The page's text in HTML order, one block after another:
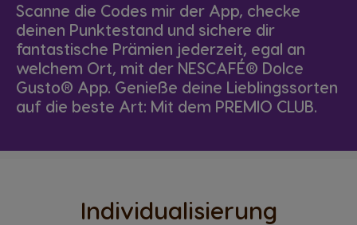
Scanne die Codes mir der App, checke
deinen Punktestand und sichere dir
fantastische Prämien jederzeit, egal an
welchem Ort, mit der NESCAFÉ® Dolce
Gusto® App. Genieße deine Lieblingssorten
auf die beste Art: Mit dem PREMIO CLUB.
Individualisierung